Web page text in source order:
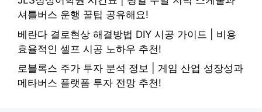
셔틀버스 운행 꿀팁 공유해요!
베란다 결로현상 해결방법 DIY 시공 가이드 | 비용
효율적인 셀프 시공 노하우 추천!
로블록스 주가 투자 분석 정보 | 게임 산업 성장성과
메타버스 플랫폼 투자 전망 추천!